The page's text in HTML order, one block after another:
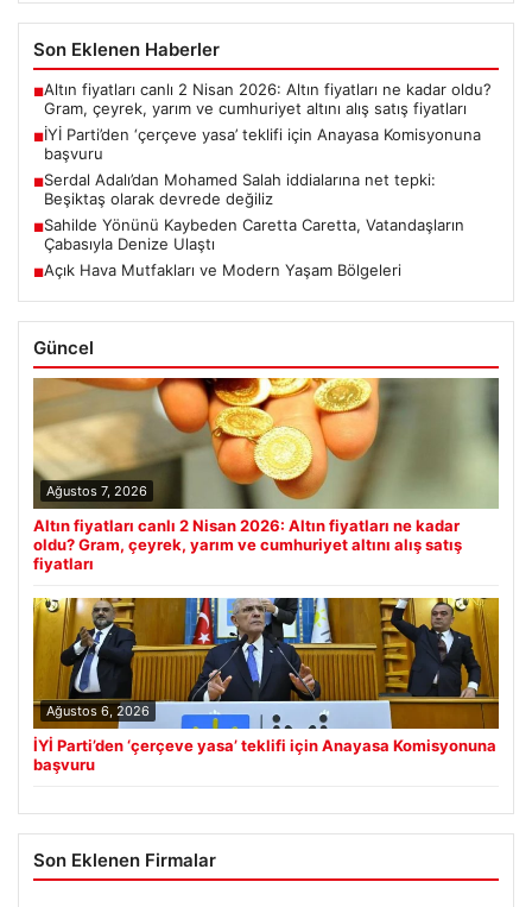
Son Eklenen Haberler
■Altın fiyatları canlı 2 Nisan 2026: Altın fiyatları ne kadar oldu?
Gram, çeyrek, yarım ve cumhuriyet altını alış satış fiyatları
■İYİ Parti’den ‘çerçeve yasa’ teklifi için Anayasa Komisyonuna
başvuru
■Serdal Adalı’dan Mohamed Salah iddialarına net tepki:
Beşiktaş olarak devrede değiliz
■Sahilde Yönünü Kaybeden Caretta Caretta, Vatandaşların
Çabasıyla Denize Ulaştı
■Açık Hava Mutfakları ve Modern Yaşam Bölgeleri
Güncel
Ağustos 7, 2026
Altın fiyatları canlı 2 Nisan 2026: Altın fiyatları ne kadar
oldu? Gram, çeyrek, yarım ve cumhuriyet altını alış satış
fiyatları
Ağustos 6, 2026
İYİ Parti’den ‘çerçeve yasa’ teklifi için Anayasa Komisyonuna
başvuru
Son Eklenen Firmalar